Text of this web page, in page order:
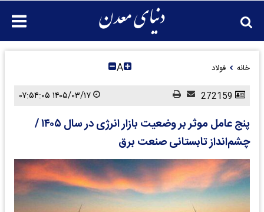
خانه فولاد A
پنج عامل موثر بر وضعیت بازار انرژی در سال ۱۴۰۵ /
چشم‌انداز تابستانی صنعت برق